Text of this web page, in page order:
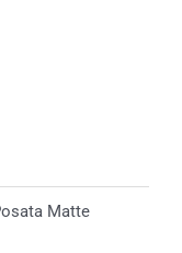
Matte